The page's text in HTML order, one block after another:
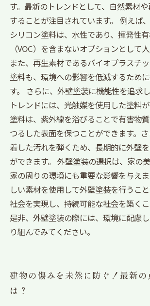
す。最新のトレンドとして、自然素材
することが注目されています。 例えば
シリコン塗料は、水性であり、揮発性
（VOC）を含まないオプションとして
また、再生素材であるバイオプラスチ
塗料も、環境への影響を低減するため
す。 さらに、外壁塗装に機能性を追求
トレンドには、光触媒を使用した塗料
塗料は、紫外線を浴びることで有害物
つるした表面を保つことができます。
着した汚れを弾くため、長期的に外壁
ができます。 外壁塗装の選択は、家の
家の周りの環境にも重要な影響を与え
しい素材を使用して外壁塗装を行うこ
社会を実現し、持続可能な社会を築くこ
是非、外壁塗装の際には、環境に配慮
り組んでみてください。
建物の傷みを未然に防ぐ！最新の
は？